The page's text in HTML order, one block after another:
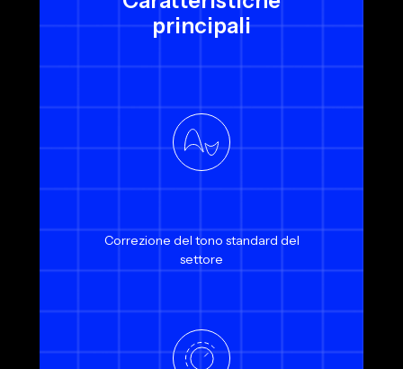
principali
Correzione del tono standard del
settore